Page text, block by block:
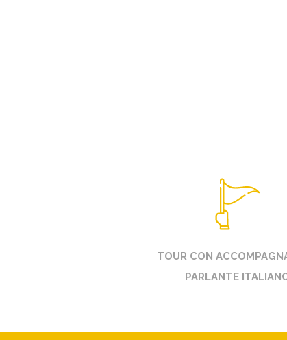
TOUR CON
PARLANTE